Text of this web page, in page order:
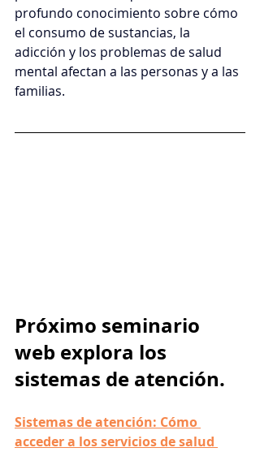
profundo conocimiento sobre cómo
el consumo de sustancias, la
adicción y los problemas de salud
mental afectan a las personas y a las
familias.
Próximo seminario
web explora los
sistemas de atención.
Sistemas de atención: Cómo
acceder a los servicios de salud